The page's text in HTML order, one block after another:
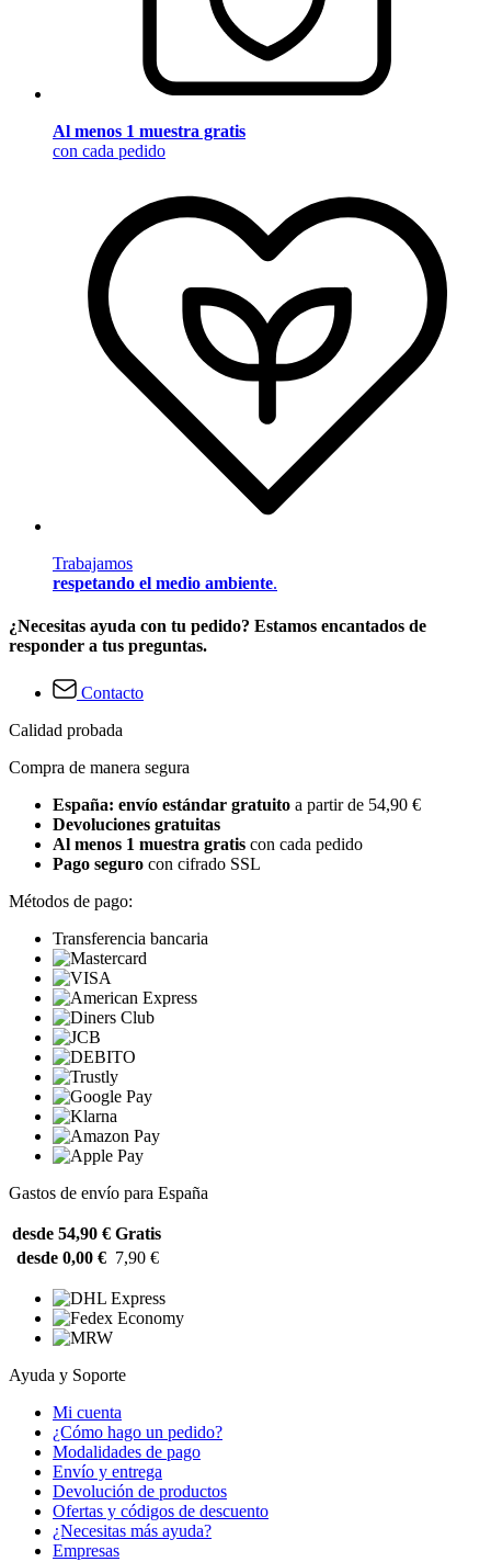
Al menos 1 muestra gratis
con cada pedido
Trabajamos
respetando el medio ambiente.
¿Necesitas ayuda con tu pedido? Estamos encantados de
responder a tus preguntas.
Contacto
Calidad probada
Compra de manera segura
España: envío estándar gratuito a partir de 54,90 €
Devoluciones gratuitas
Al menos 1 muestra gratis con cada pedido
Pago seguro con cifrado SSL
Métodos de pago:
Transferencia bancaria
Gastos de envío para España
desde 54,90 € Gratis
desde 0,00 € 7,90 €
Ayuda y Soporte
Mi cuenta
¿Cómo hago un pedido?
Modalidades de pago
Envío y entrega
Devolución de productos
Ofertas y códigos de descuento
¿Necesitas más ayuda?
Empresas